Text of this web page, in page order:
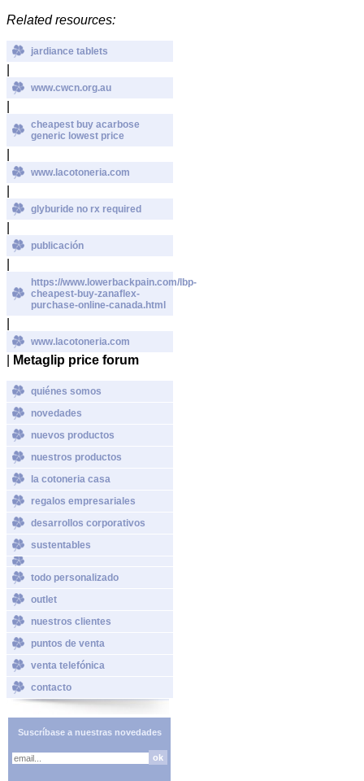
Related resources:
jardiance tablets
www.cwcn.org.au
cheapest buy acarbose
generic lowest price
www.lacotoneria.com
glyburide no rx required
publicación
https://www.lowerbackpain.com/lbp-
cheapest-buy-zanaflex-
purchase-online-canada.html
www.lacotoneria.com
Metaglip price forum
quiénes somos
novedades
nuevos productos
nuestros productos
la cotoneria casa
regalos empresariales
desarrollos corporativos
sustentables
todo personalizado
outlet
nuestros clientes
puntos de venta
venta telefónica
contacto
Suscríbase a nuestras novedades